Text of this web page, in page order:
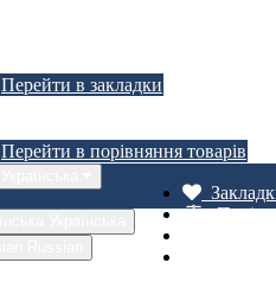
Перейти в закладки
Перейти в порівняння товарів